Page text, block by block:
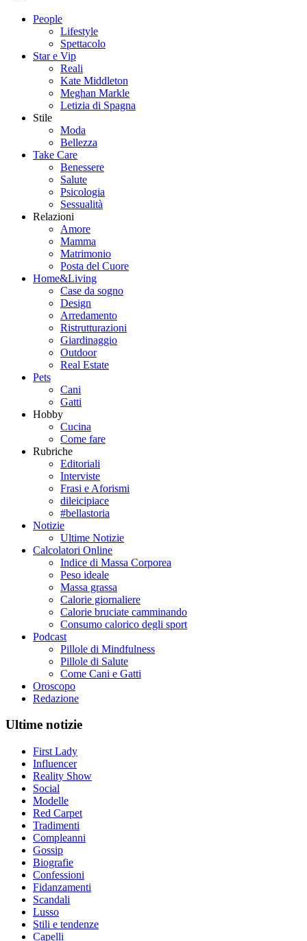
People
Lifestyle
Spettacolo
Star e Vip
Reali
Kate Middleton
Meghan Markle
Letizia di Spagna
Stile
Moda
Bellezza
Take Care
Benessere
Salute
Psicologia
Sessualità
Relazioni
Amore
Mamma
Matrimonio
Posta del Cuore
Home&Living
Case da sogno
Design
Arredamento
Ristrutturazioni
Giardinaggio
Outdoor
Real Estate
Pets
Cani
Gatti
Hobby
Cucina
Come fare
Rubriche
Editoriali
Interviste
Frasi e Aforismi
dileicipiace
#bellastoria
Notizie
Ultime Notizie
Calcolatori Online
Indice di Massa Corporea
Peso ideale
Massa grassa
Calorie giornaliere
Calorie bruciate camminando
Consumo calorico degli sport
Podcast
Pillole di Mindfulness
Pillole di Salute
Come Cani e Gatti
Oroscopo
Redazione
Ultime notizie
First Lady
Influencer
Reality Show
Social
Modelle
Red Carpet
Tradimenti
Compleanni
Gossip
Biografie
Confessioni
Fidanzamenti
Scandali
Lusso
Stili e tendenze
Capelli